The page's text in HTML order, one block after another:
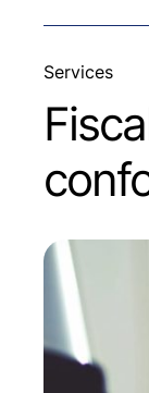
Services